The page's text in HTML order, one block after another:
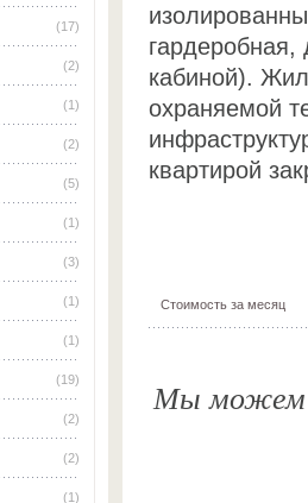
(17)
(2)
(1)
(2)
(5)
(1)
(3)
(1)
(1)
(19)
(2)
(2)
(1)
кабиной).
охраняемой
квартирой
Стоимость за месяц
Мы можем